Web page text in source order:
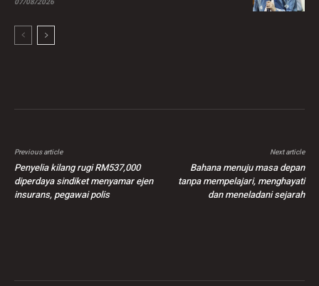
Previous article
Penyelia kilang rugi RM537,000
diperdaya sindiket menyamar ejen
insurans, pegawai polis
Next article
Bahana menuju masa depan
tanpa mempelajari, menghayati
dan meneladani sejarah